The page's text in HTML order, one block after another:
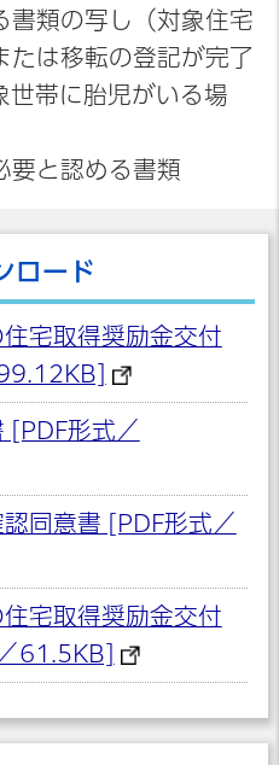
書類の写し（対象住宅
たは移転の登記が完了
世帯に胎児がいる場
と認める書類
ロード
宅取得奨励金交付
[PDF形式／
同意書 [PDF形式／
宅取得奨励金交付
61.5KB]